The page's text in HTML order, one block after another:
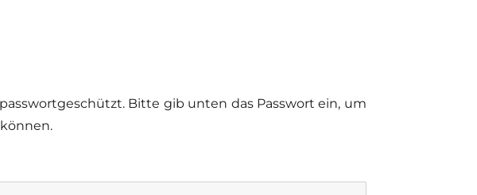
Bitte gib unten das Passwort ein, um